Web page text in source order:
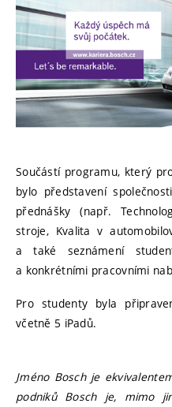
Součástí programu, který
bylo představení
přednášky (např.
stroje, Kvalita v
a také seznámení
a konkrétními pracovními
Pro studenty byla
včetně 5 iPadů.
Jméno Bosch je
podniků Bosch je, mimo